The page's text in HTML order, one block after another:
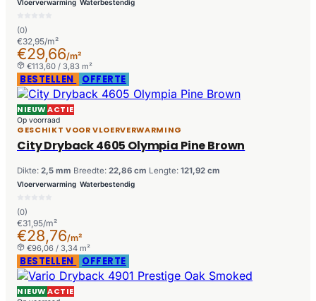
Vloerverwarming Waterbestendig
(0)
€32,95/m²
€29,66/m²
€113,60 / 3,83 m²
BESTELLEN OFFERTE
NIEUWACTIE
Op voorraad
GESCHIKT VOOR VLOERVERWARMING
City Dryback 4605 Olympia Pine Brown
Dikte: 2,5 mm Breedte: 22,86 cm Lengte: 121,92 cm
Vloerverwarming Waterbestendig
(0)
€31,95/m²
€28,76/m²
€96,06 / 3,34 m²
BESTELLEN OFFERTE
NIEUWACTIE